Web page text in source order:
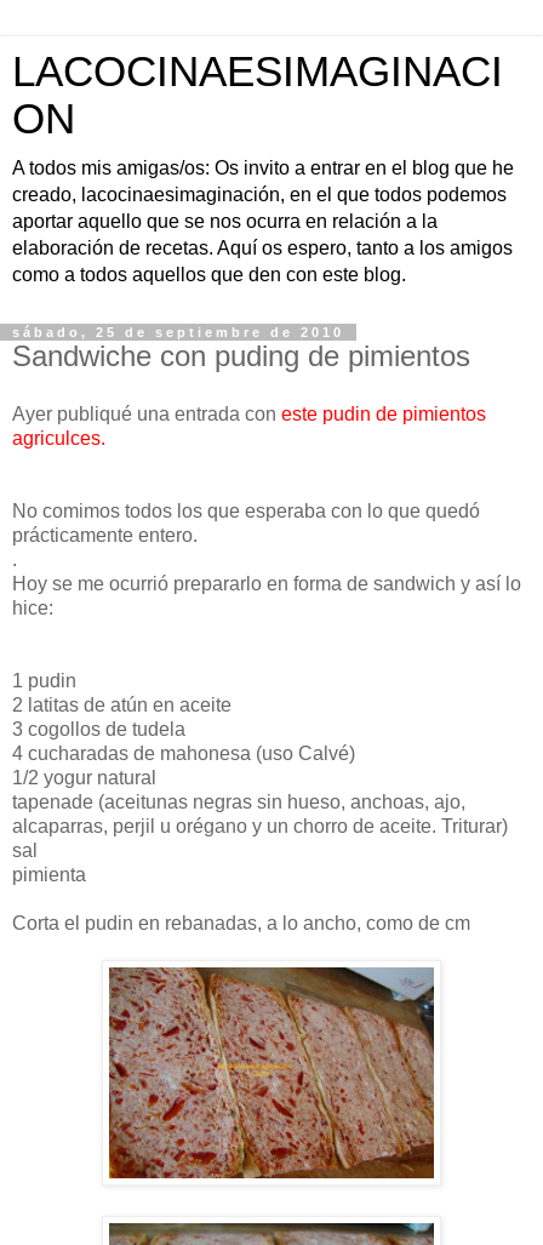
LACOCINAESIMAGINACI
ON
A todos mis amigas/os: Os invito a entrar en el blog que he
creado, lacocinaesimaginación, en el que todos podemos
aportar aquello que se nos ocurra en relación a la
elaboración de recetas. Aquí os espero, tanto a los amigos
como a todos aquellos que den con este blog.
sábado, 25 de septiembre de 2010
Sandwiche con puding de pimientos
Ayer publiqué una entrada con este pudin de pimientos
agriculces.
No comimos todos los que esperaba con lo que quedó
prácticamente entero.
.
Hoy se me ocurrió prepararlo en forma de sandwich y así lo
hice:
1 pudin
2 latitas de atún en aceite
3 cogollos de tudela
4 cucharadas de mahonesa (uso Calvé)
1/2 yogur natural
tapenade (aceitunas negras sin hueso, anchoas, ajo,
alcaparras, perjil u orégano y un chorro de aceite. Triturar)
sal
pimienta
Corta el pudin en rebanadas, a lo ancho, como de cm